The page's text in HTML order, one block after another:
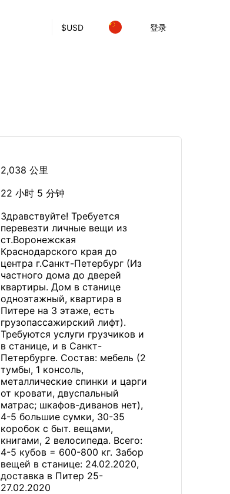
$USD 登录
2,038 公里
22 小时 5 分钟
Здравствуйте! Требуется
перевезти личные вещи из
ст.Воронежская
Краснодарского края до
центра г.Санкт-Петербург (Из
частного дома до дверей
квартиры. Дом в станице
одноэтажный, квартира в
Питере на 3 этаже, есть
грузопассажирский лифт).
Требуются услуги грузчиков и
в станице, и в Санкт-
Петербурге. Состав: мебель (2
тумбы, 1 консоль,
металлические спинки и царги
от кровати, двуспальный
матрас; шкафов-диванов нет),
4-5 большие сумки, 30-35
коробок с быт. вещами,
книгами, 2 велосипеда. Всего:
4-5 кубов = 600-800 кг. Забор
вещей в станице: 24.02.2020,
доставка в Питер 25-
27.02.2020